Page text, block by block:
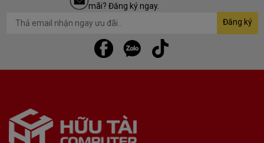
mãi? Đăng ký ngay.
Đăng ký